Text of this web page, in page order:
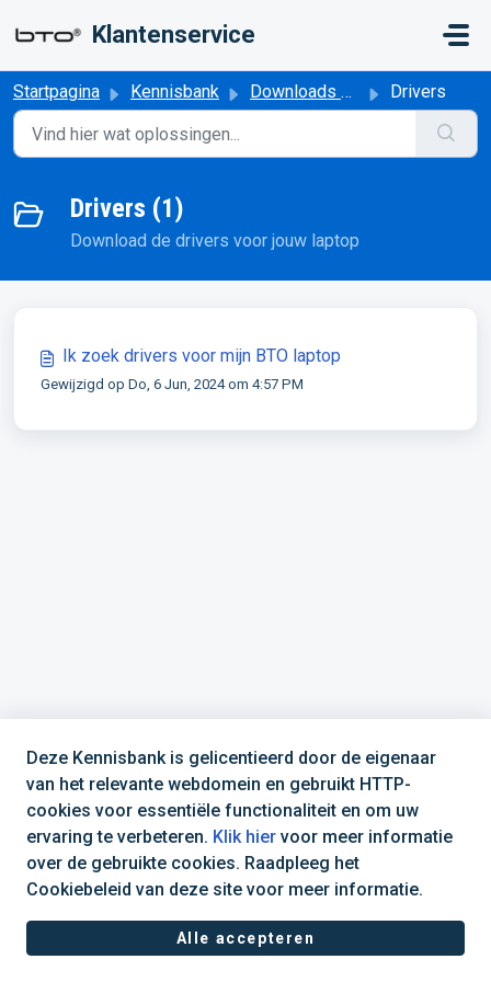
Klantenservice
Startpagina Kennisbank Downloads en Software Drivers
Drivers (1)
Download de drivers voor jouw laptop
Ik zoek drivers voor mijn BTO laptop
Gewijzigd op Do, 6 Jun, 2024 om 4:57 PM
(+31) 030 688 0808
Deze Kennisbank is gelicentieerd door de eigenaar
van het relevante webdomein en gebruikt HTTP-
cookies voor essentiële functionaliteit en om uw
ervaring te verbeteren. Klik hier voor meer informatie
over de gebruikte cookies. Raadpleeg het
Cookiebeleid van deze site voor meer informatie.
Alle accepteren